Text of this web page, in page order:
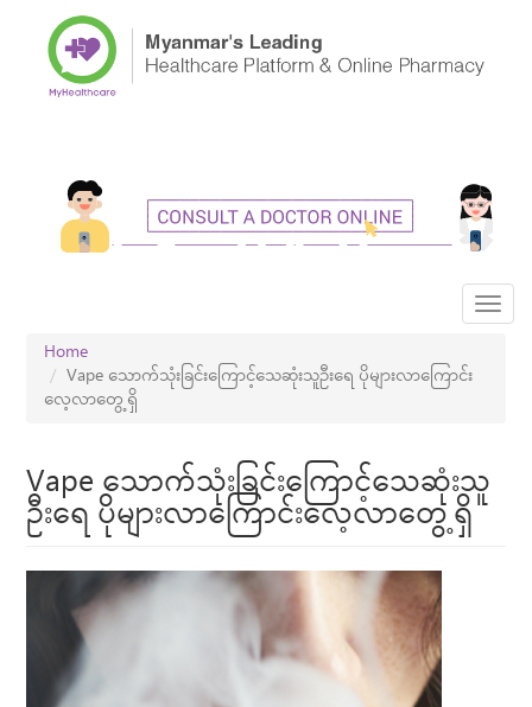
content
Home
Vape သောက်သုံးခြင်းကြောင့်သေဆုံးသူဦးရေ ပိုများလာကြောင်း
လေ့လာတွေ့ရှိ
Vape သောက်သုံးခြင်းကြောင့်သေဆုံးသူ
ဦးရေ ပိုများလာကြောင်းလေ့လာတွေ့ရှိ